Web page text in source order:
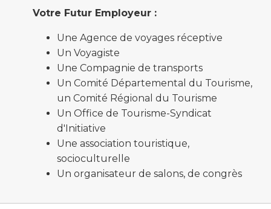
Votre Futur Employeur :
Une Agence de voyages réceptive
Un Voyagiste
Une Compagnie de transports
Un Comité Départemental du Tourisme,
un Comité Régional du Tourisme
Un Office de Tourisme-Syndicat
d'Initiative
Une association touristique,
socioculturelle
Un organisateur de salons, de congrès